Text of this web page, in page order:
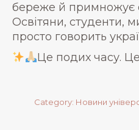
береже й примножує
Освітяни, студенти,
просто говорить
Це подих часу.
Category: Новини